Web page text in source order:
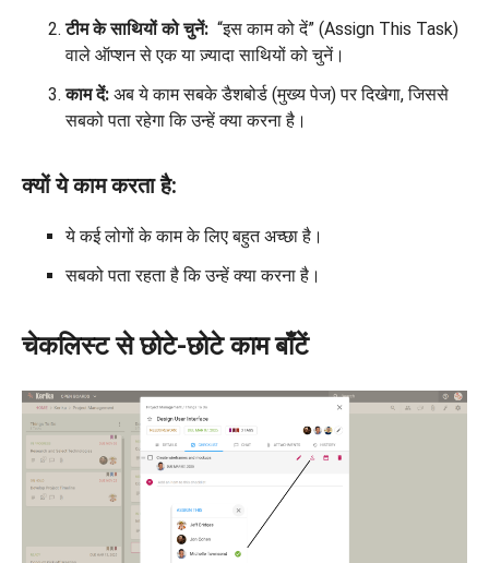
टीम के साथियों को चुनें: “इस काम को दें” (Assign This Task)
वाले ऑप्शन से एक या ज़्यादा साथियों को चुनें।
काम दें: अब ये काम सबके डैशबोर्ड (मुख्य पेज) पर दिखेगा, जिससे
सबको पता रहेगा कि उन्हें क्या करना है।
क्यों ये काम करता है:
ये कई लोगों के काम के लिए बहुत अच्छा है।
सबको पता रहता है कि उन्हें क्या करना है।
चेकलिस्ट से छोटे-छोटे काम बाँटें